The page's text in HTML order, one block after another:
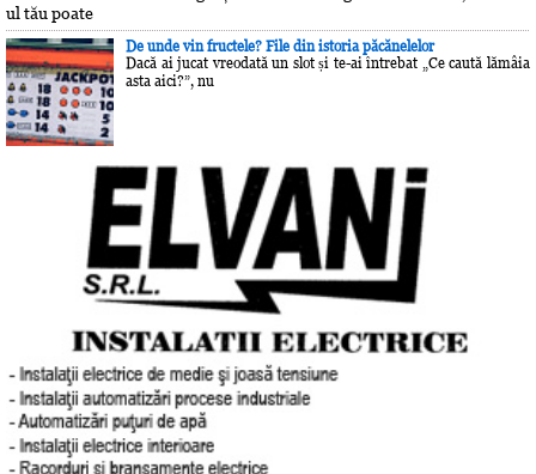
ul tău poate
De unde vin fructele? File din istoria păcănelelor
Dacă ai jucat vreodată un slot și te-ai întrebat „Ce caută lămâia
asta aici?”, nu